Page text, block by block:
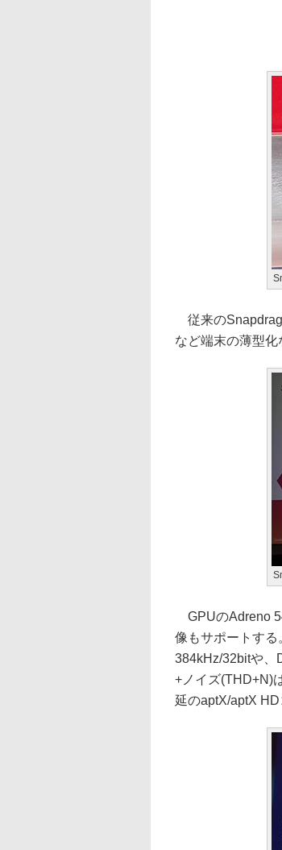
従来の
など端末の薄型化
GPUのAdreno
像もサポートする
384kHz/32bitや、
+ノイズ(THD+N)
延のaptX/aptX HD